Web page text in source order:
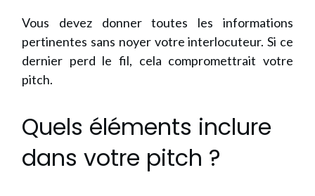
Vous devez donner toutes les informations
pertinentes sans noyer votre interlocuteur. Si ce
dernier perd le fil, cela compromettrait votre
pitch.
Quels éléments inclure
dans votre pitch ?